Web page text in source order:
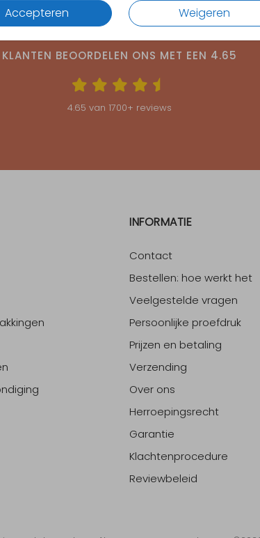
Accepteren Weigeren
KLANTEN BEOORDELEN ONS MET EEN 4.65
4.65 van 1700+ reviews
INFORMATIE
Contact
Bestellen: hoe werkt het
Veelgestelde vragen
Persoonlijke proefdruk
Prijzen en betaling
Verzending
Over ons
Herroepingsrecht
Garantie
Klachtenprocedure
Reviewbeleid